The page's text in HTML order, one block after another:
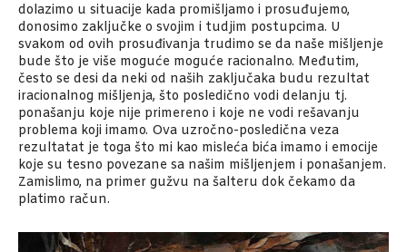
dolazimo u situacije kada promišljamo i prosuđujemo,
donosimo zaključke o svojim i tudjim postupcima. U
svakom od ovih prosuđivanja trudimo se da naše mišljenje
bude što je više moguće moguće racionalno. Međutim,
često se desi da neki od naših zaključaka budu rezultat
iracionalnog mišljenja, što posledično vodi delanju tj.
ponašanju koje nije primereno i koje ne vodi rešavanju
problema koji imamo. Ova uzročno-posledična veza
rezultatat je toga što mi kao misleća bića imamo i emocije
koje su tesno povezane sa našim mišljenjem i ponašanjem.
Zamislimo, na primer gužvu na šalteru dok čekamo da
platimo račun.